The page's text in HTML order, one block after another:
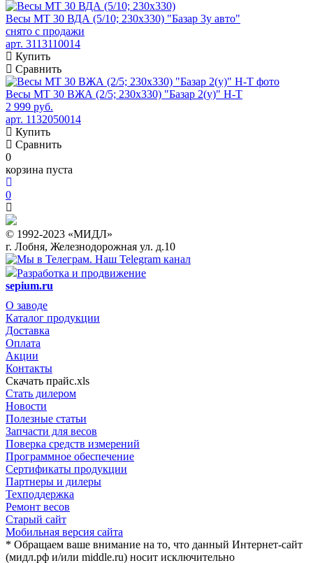
Весы МТ 30 ВДА (5/10; 230х330) "Базар 3у авто"
снято с продажи
арт. 3113110014
Купить
Сравнить
Весы МТ 30 ВЖА (2/5; 230х330) "Базар 2(у)" Н-Т
2 999 руб.
арт. 1132050014
Купить
Сравнить
0
корзина пуста
0
© 1992-2023 «МИДЛ»
г. Лобня, Железнодорожная ул. д.10
Наш Telegram канал
Разработка и продвижение
sepium.ru
О заводе
Каталог продукции
Доставка
Оплата
Акции
Контакты
Скачать прайс.xls
Стать дилером
Новости
Полезные статьи
Запчасти для весов
Поверка средств измерений
Программное обеспечение
Сертификаты продукции
Партнеры и дилеры
Техподдержка
Ремонт весов
Старый сайт
Мобильная версия сайта
* Обращаем ваше внимание на то, что данный Интернет-сайт
(мидл.рф и/или middle.ru) носит исключительно